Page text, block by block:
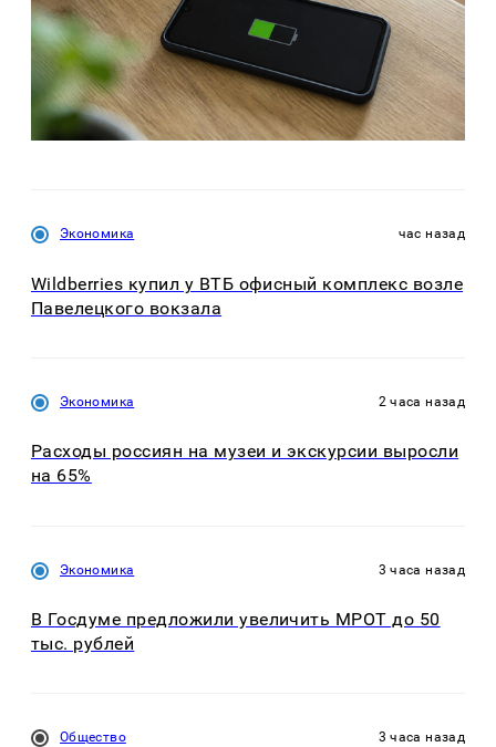
Экономика час назад
Wildberries купил у ВТБ офисный комплекс возле
Павелецкого вокзала
Экономика 2 часа назад
Расходы россиян на музеи и экскурсии выросли
на 65%
Экономика 3 часа назад
В Госдуме предложили увеличить МРОТ до 50
тыс. рублей
Общество 3 часа назад